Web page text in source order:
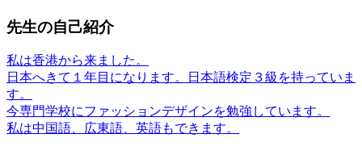
先生の自己紹介
私は香港から来ました。
日本へきて１年目になります。日本語検定３級を持っていま
す。
今専門学校にファッションデザインを勉強しています。
私は中国語、広東語、英語もできます。